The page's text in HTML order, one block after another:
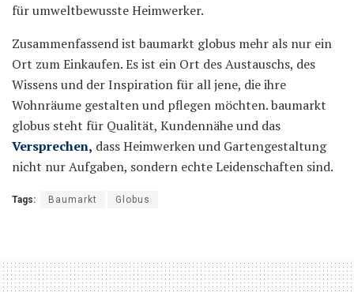
für umweltbewusste Heimwerker.
Zusammenfassend ist baumarkt globus mehr als nur ein
Ort zum Einkaufen. Es ist ein Ort des Austauschs, des
Wissens und der Inspiration für all jene, die ihre
Wohnräume gestalten und pflegen möchten. baumarkt
globus steht für Qualität, Kundennähe und das
Versprechen, dass Heimwerken und Gartengestaltung
nicht nur Aufgaben, sondern echte Leidenschaften sind.
Tags: Baumarkt Globus